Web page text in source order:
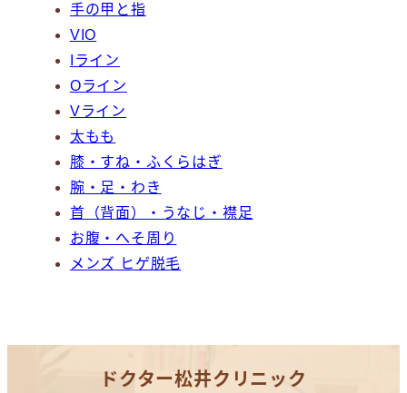
手の甲と指
VIO
Iライン
Oライン
Vライン
太もも
膝・すね・ふくらはぎ
腕・足・わき
首（背面）・うなじ・襟足
お腹・へそ周り
メンズ ヒゲ脱毛
ドクター松井クリニック